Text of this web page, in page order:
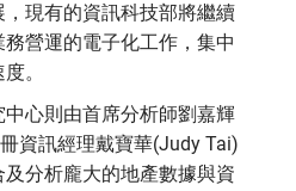
現有的資訊科技部將繼續
營運的電子化工作，集中
。
心則由首席分析師劉嘉輝
資訊經理戴寶華(Judy Tai)
分析龐大的地產數據與資